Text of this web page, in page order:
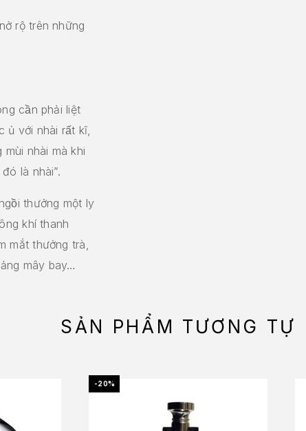
rộ trên những
cần phải liệt
ủ với nhài rất kĩ,
nhài mà khi
là nhài”.
thưởng một ly
khí thanh
mắt thưởng trà,
mây bay…
SẢN PHẨM TƯƠNG TỰ
-20%